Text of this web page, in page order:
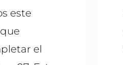
este
el